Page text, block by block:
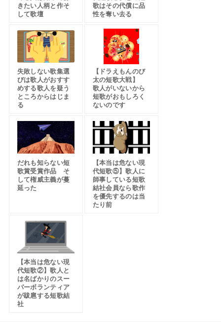
きたい人柄と作そ
して歌壇
歌はその代償に品
性を奪い去る
失敗しない歌集選
びは歌人がおすす
めする歌人を疑う
ところからはじま
る
【ドラえもんのび
太の短歌大戦】
歌人がいないから
短歌がおもしろく
ないのです
だれも知らない短
歌賞受賞作品 そ
して権威主義が蔓
延った
【本当は危ない現
代短歌⑤】歌人に
師事している短歌
結社会員なら歌作
を優先するのは当
たり前
【本当は危ない現
代短歌②】歌人と
は名ばかりのスー
パーボランティア
が跋扈する短歌結
社